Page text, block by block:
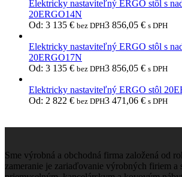
Elektricky nastaviteľný ERGO stôl s
20ERGO14N
Od: 3 135 € bez DPH3 856,05 € s DPH
Elektricky nastaviteľný ERGO stôl s
20ERGO17N
Od: 3 135 € bez DPH3 856,05 € s DPH
Elektricky nastaviteľný ERGO stôl
Od: 2 822 € bez DPH3 471,06 € s DPH
Sme výrobná a obchodná firma založená od
zameranie je zariaďovanie výrobných firiem a